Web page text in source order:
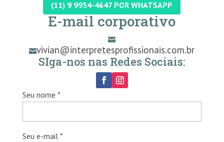
(11) 9 9934-4647 POR WHATSAPP
E-mail corporativo

vivian@interpretesprofissionais.com.br
SIga-nos nas Redes Sociais:
Seu nome *
Seu e-mail *